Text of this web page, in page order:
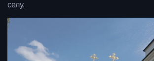
селу.